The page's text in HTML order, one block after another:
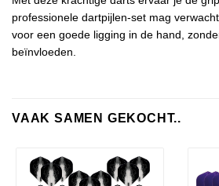
professionele dartpijlen-set mag
voor een goede ligging in de hand,
beïnvloeden.
VAAK SAMEN GEKOCHT..